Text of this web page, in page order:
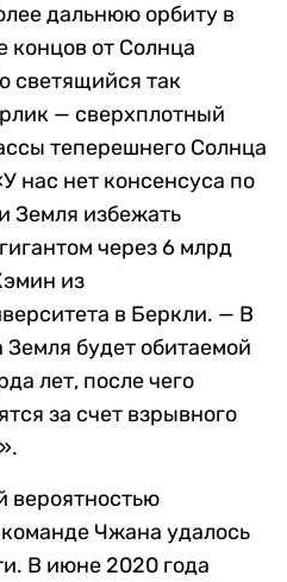
дальнюю орбиту в
концов от Солнца
светящийся так
— сверхплотный
теперешнего Солнца
нас нет консенсуса по
Земля избежать
через 6 млрд
из
в Беркли. — В
будет обитаемой
лет, после чего
за счет взрывного
вероятностью
Чжана удалось
В июне 2020 года